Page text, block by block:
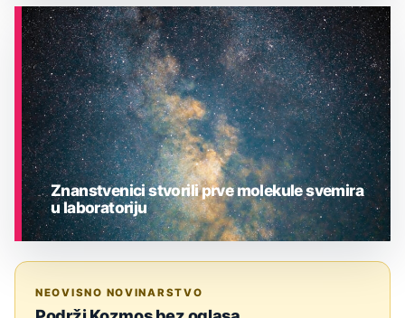
ASTRONOMIJA
Znanstvenici stvorili prve molekule svemira
u laboratoriju
NEOVISNO NOVINARSTVO